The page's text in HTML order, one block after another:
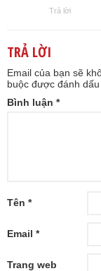
Trả lời
TRẢ LỜI
Email của bạn sẽ
buộc được đánh dấu
Bình luận *
Tên *
Email *
Trang web